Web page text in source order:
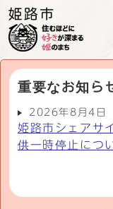
重要なお知ら
2026年8月4日
姫路市シェアサ
供一時停止につ